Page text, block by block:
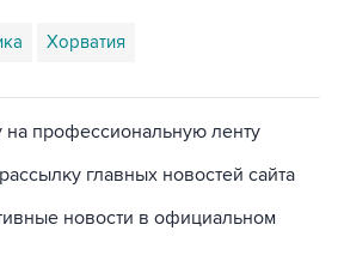
Хорватия
на профессиональную ленту
главных новостей сайта
новости в официальном